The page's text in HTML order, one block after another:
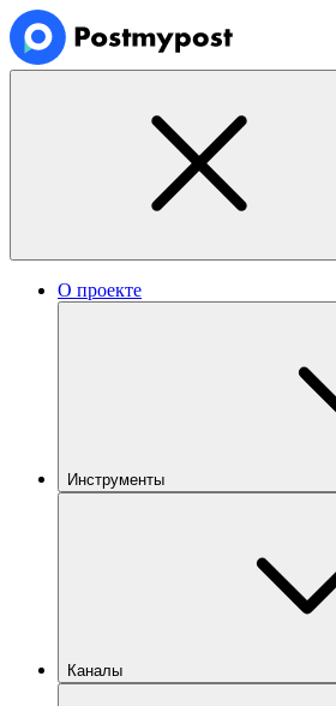
О проекте
Инструменты
Каналы